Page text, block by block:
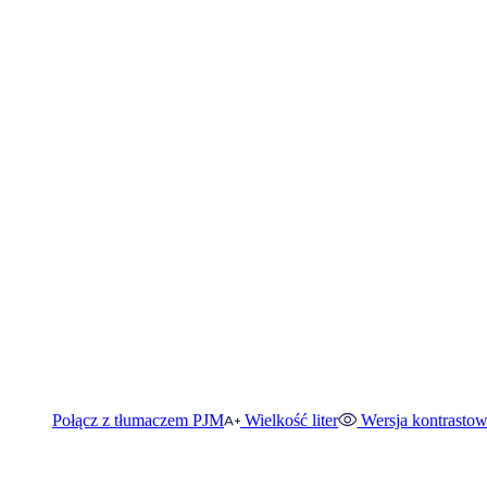
Połącz z tłumaczem PJM Wielkość liter Wersja